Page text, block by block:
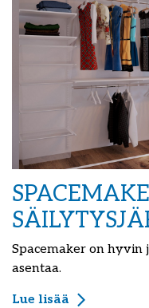
Spacemaker on hyvin
asentaa.
Lue lisää